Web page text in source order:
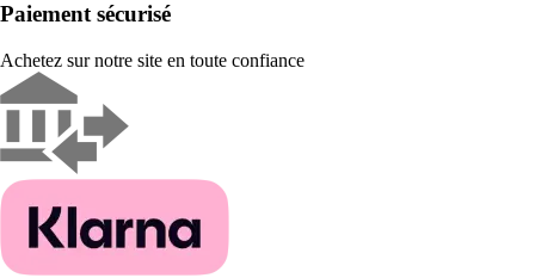
Paiement sécurisé
Achetez sur notre site en toute confiance